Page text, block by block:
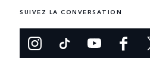
SUIVEZ LA CONVERSATION